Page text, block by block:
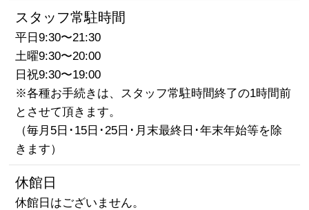
スタッフ常駐時間
平日9:30〜21:30
土曜9:30〜20:00
日祝9:30〜19:00
※各種お手続きは、スタッフ常駐時間終了の1時間前
とさせて頂きます。
（毎月5日･15日･25日･月末最終日･年末年始等を除
きます）
休館日
休館日はございません。